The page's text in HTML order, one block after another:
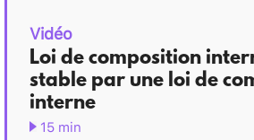
Vidéo
Loi de composition
stable par une loi de
interne
15 min